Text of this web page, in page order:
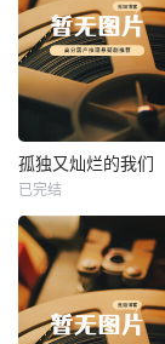
热播
未知
孤独又灿烂的我们
已完结